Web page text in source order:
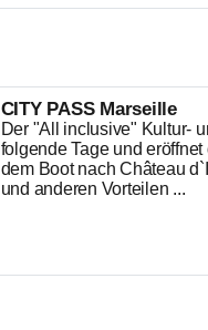
CITY PASS Marseille
Der "All inclusive" Kultur-
folgende Tage und
dem Boot nach Château
und anderen Vorteilen ...